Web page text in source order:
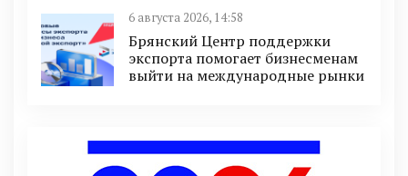
6 августа 2026, 14:58
Брянский Центр поддержки
экспорта помогает бизнесменам
выйти на международные рынки